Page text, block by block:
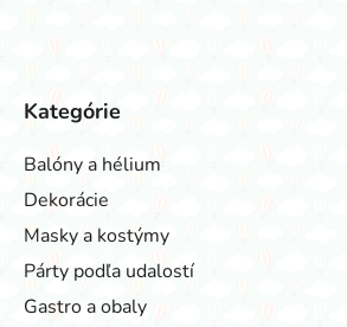
Kategórie
Balóny a hélium
Dekorácie
Masky a kostýmy
Párty podľa udalostí
Gastro a obaly